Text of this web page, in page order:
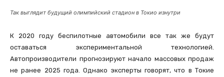
Так выглядит будущий олимпийский стадион в Токио изнутри
К 2020 году беспилотные автомобили все так же будут
оставаться экспериментальной технологией.
Автопроизводители прогнозируют начало массовых продаж
не ранее 2025 года. Однако эксперты говорят, что в Токие